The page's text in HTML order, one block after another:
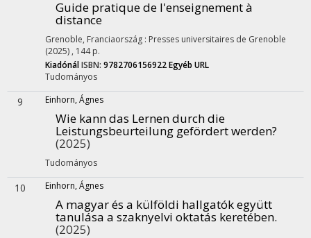
Guide pratique de l'enseignement à
distance
Grenoble, Franciaország : Presses universitaires de Grenoble
(2025) , 144 p.
KiadónálISBN: 9782706156922Egyéb URL
Tudományos
9 Einhorn, Ágnes
Wie kann das Lernen durch die
Leistungsbeurteilung gefördert werden?
(2025)
Tudományos
10 Einhorn, Ágnes
A magyar és a külföldi hallgatók együtt
tanulása a szaknyelvi oktatás keretében.
(2025)